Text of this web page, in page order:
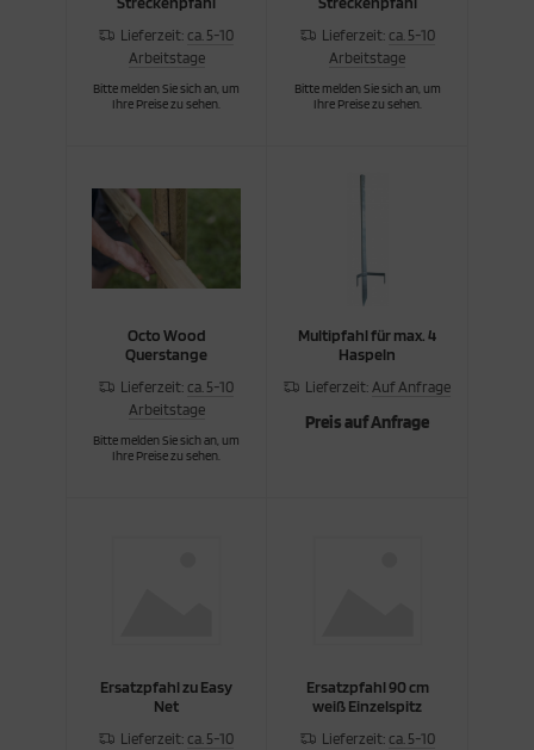
Lieferzeit: ca. 5-10
Arbeitstage
Bitte melden Sie sich an, um
Ihre Preise zu sehen.
Lieferzeit: ca. 5-10
Arbeitstage
Bitte melden Sie sich an, um
Ihre Preise zu sehen.
Octo Wood
Querstange
Lieferzeit: ca. 5-10
Arbeitstage
Bitte melden Sie sich an, um
Ihre Preise zu sehen.
Multipfahl für max. 4
Haspeln
Lieferzeit: Auf Anfrage
Preis auf Anfrage
Ersatzpfahl zu Easy
Net
Lieferzeit: ca. 5-10
Ersatzpfahl 90 cm
weiß Einzelspitz
Lieferzeit: ca. 5-10